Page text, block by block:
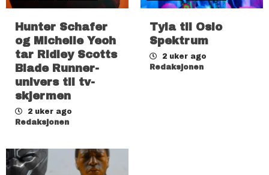
Hunter Schafer
og Michelle Yeoh
tar Ridley Scotts
Blade Runner-
univers til tv-
skjermen
2 uker ago
Redaksjonen
Tyla til Oslo
Spektrum
2 uker ago
Redaksjonen